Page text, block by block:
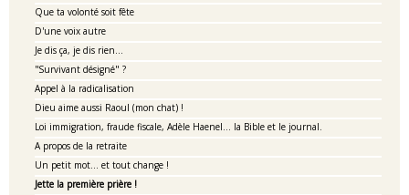
Que ta volonté soit fête
D'une voix autre
Je dis ça, je dis rien...
"Survivant désigné" ?
Appel à la radicalisation
Dieu aime aussi Raoul (mon chat) !
Loi immigration, fraude fiscale, Adèle Haenel... la Bible et le journal.
A propos de la retraite
Un petit mot... et tout change !
Jette la première prière !